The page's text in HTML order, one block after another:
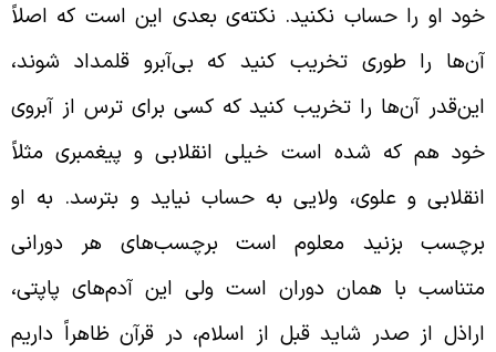
او را حساب نکنید. نکته‌ی بعدی این است که اصلاً
را طوری تخریب کنید که بی‌آبرو قلمداد شوند،
آن‌ها را تخریب کنید که کسی برای ترس از آبروی
هم که شده است خیلی انقلابی و پیغمبری مثلاً
و علوی، ولایی به حساب نیاید و بترسد. به او
بزنید معلوم است برچسب‌های هر دورانی
با همان دوران است ولی این آدم‌های پاپتی،‌
از صدر شاید قبل از اسلام، در قرآن ظاهراً داریم